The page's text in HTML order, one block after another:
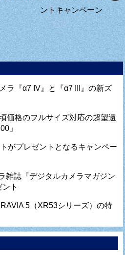
ントキャンペーン
ラ『α7 IV』と『α7 III』の新ズ
価格のフルサイズ対応の超望遠
」
がプレゼントとなるキャンペー
雑誌『デジタルカメラマガジン
ト
5（XR53シリーズ）の特